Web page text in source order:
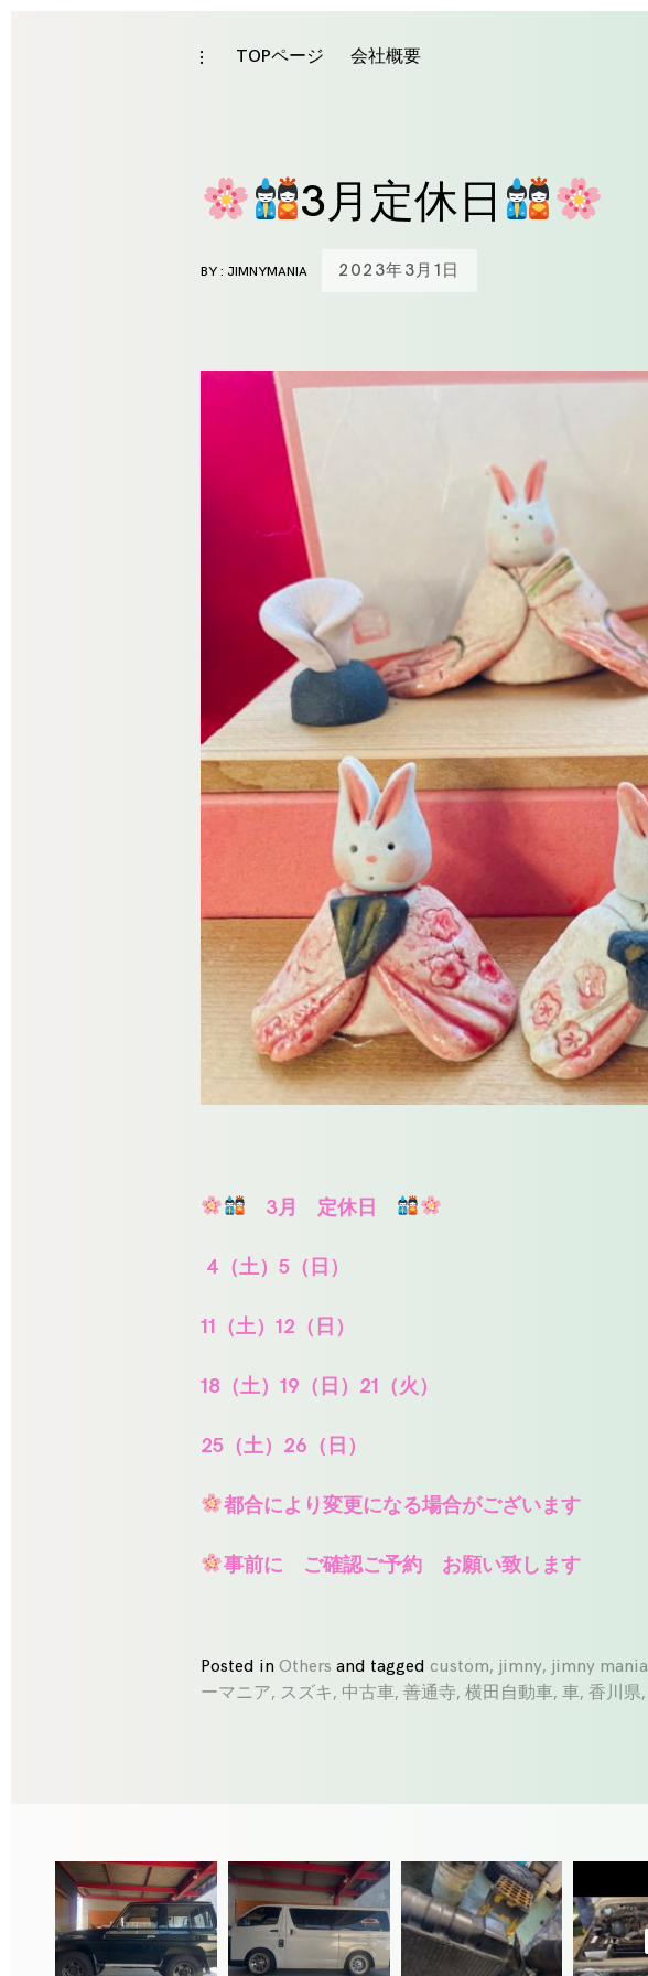
to
toggleTOPページ 会社概要
3月定休日
BY : JIMNYMANIA 2023年3月1日
3月 定休日
4 （土）5（日）
11 （土）12（日）
18 （土）19（日）21（火）
25 （土）26（日）
都合により変更になる場合がございます
事前に ご確認ご予約お願い致します
Posted inOthers and tagged custom, jimny, jimny mania
ーマニア, スズキ, 中古車,善通寺,横田自動車,車,香川県,